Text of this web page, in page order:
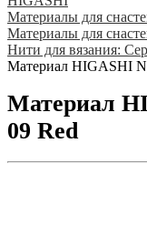
Материалы для
Материалы для
Нити для вязания:
Материал HIGASHI
Материал
09 Red